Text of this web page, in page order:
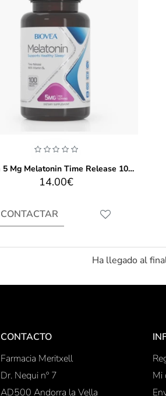
Biovea 5 Mg Melatonin Time Release 100 Tablets
14.00€
CONTACTAR
Ha llegado al
CONTACTO
Farmacia Meritxell
Dr. Nequi nº 7
AD500 Andorra la Vella
Mi